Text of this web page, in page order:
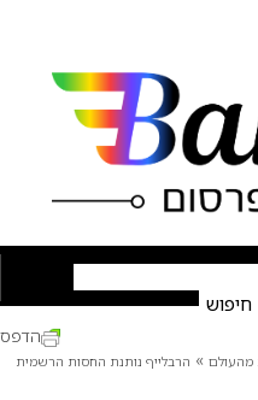
מהעולם » הרבלייף נותנת החסות הרשמית
הדפס